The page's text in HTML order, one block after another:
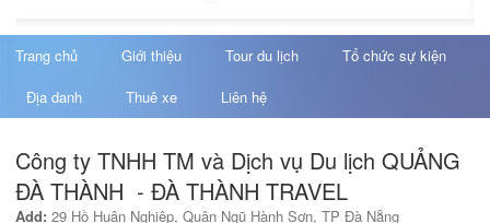
Trang chủ Giới thiệu Tour du lịch
Tổ chức sự kiện
Địa danh
Thuê xe Liên hệ
Công ty TNHH TM và Dịch vụ Du lịch QUẢNG
ĐÀ THÀNH - ĐÀ THÀNH TRAVEL
Add: 29 Hồ Huân Nghiệp, Quận Ngũ Hành Sơn, TP Đà Nẵng